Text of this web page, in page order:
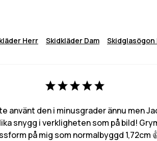
Herr Skidkläder Dam Skidglasögon
använt den i minusgrader ännu men
snygg i verkligheten som på bild!
på mig som normalbyggd 1,72cm